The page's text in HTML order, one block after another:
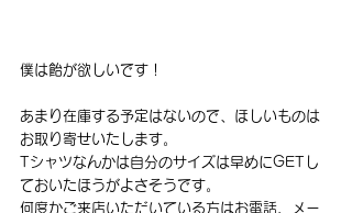
僕は飴が欲しいです！
あまり在庫する予定はないので、ほしいものは
お取り寄せいたします。
Tシャツなんかは自分のサイズは早めにGETし
ておいたほうがよさそうです。
何度かご来店いただいている方はお電話、メー